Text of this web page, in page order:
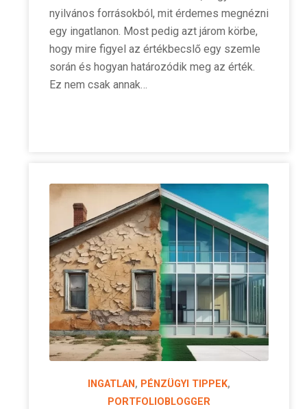
nyilvános forrásokból, mit érdemes megnézni
egy ingatlanon. Most pedig azt járom körbe,
hogy mire figyel az értékbecslő egy szemle
során és hogyan határozódik meg az érték.
Ez nem csak annak…
INGATLAN , PÉNZÜGYI TIPPEK,
PORTFOLIOBLOGGER